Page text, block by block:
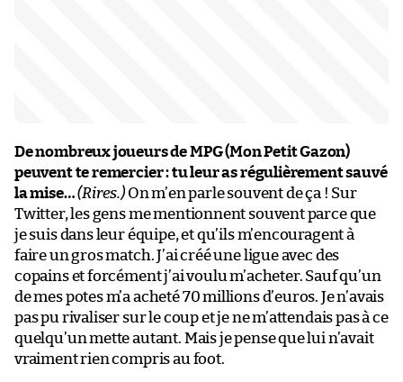
De nombreux joueurs de MPG (Mon Petit Gazon)
peuvent te remercier : tu leur as régulièrement sauvé
la mise…(Rires.)On m’en parle souvent de ça ! Sur
Twitter, les gens me mentionnent souvent parce que
je suis dans leur équipe, et qu’ils m’encouragent à
faire un gros match. J’ai créé une ligue avec des
copains et forcément j’ai voulu m’acheter. Sauf qu’un
de mes potes m’a acheté 70 millions d’euros. Je n’avais
pas pu rivaliser sur le coup et je ne m’attendais pas à ce
quelqu’un mette autant. Mais je pense que lui n’avait
vraiment rien compris au foot.